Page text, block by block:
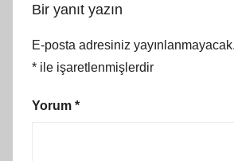
Bir yanıt yazın
E-posta adresiniz yayınlanmayacak.
* ile işaretlenmişlerdir
Yorum *